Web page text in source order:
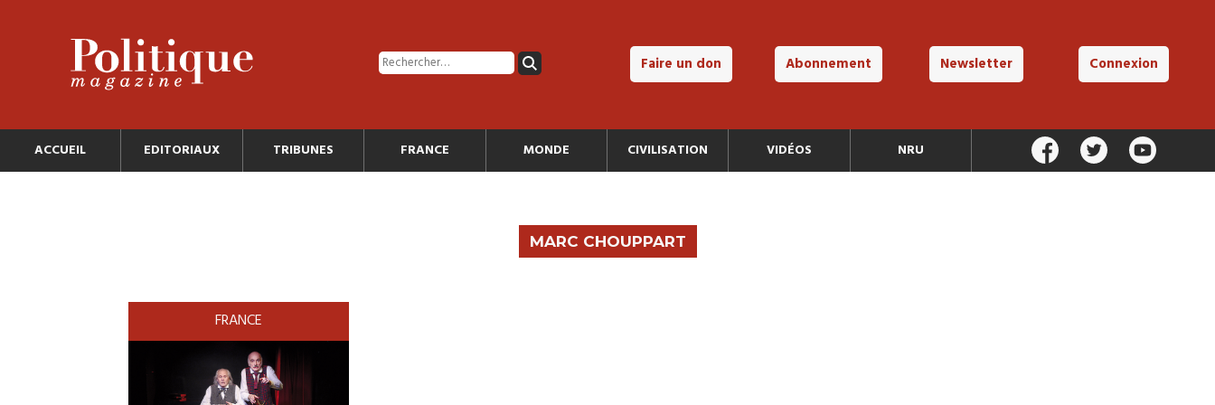
Faire un don Abonnement Newsletter Connexion
ACCUEIL EDITORIAUX TRIBUNES FRANCE MONDE CIVILISATION VIDÉOS NRU
MARC CHOUPPART
FRANCE